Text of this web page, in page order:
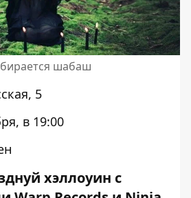
шабаш
5
в 19:00
хэллоуин с